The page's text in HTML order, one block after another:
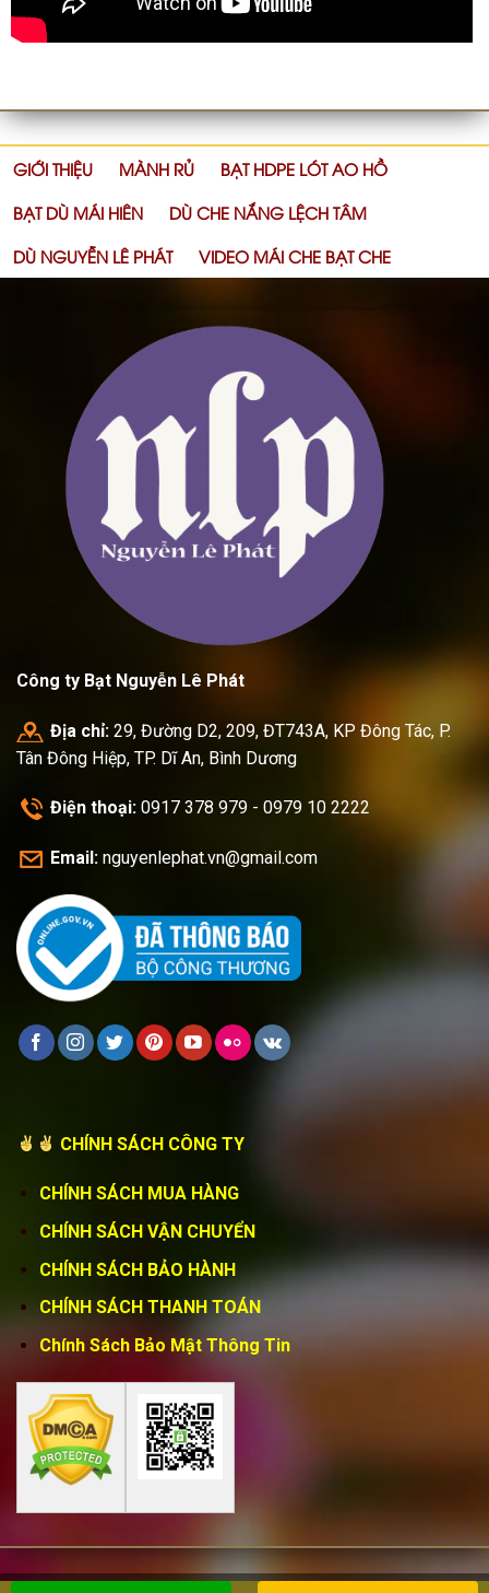
GIỚI THIỆU MÀNH RỦ
BẠT HDPE LÓT AO HỒ
BẠT DÙ MÁI HIÊN
DÙ CHE NẮNG LỆCH TÂM
DÙ NGUYỄN LÊ PHÁT
VIDEO MÁI CHE BẠT CHE
Công ty Bạt Nguyễn Lê Phát
Địa chỉ: 29, Đường D2, 209, ĐT743A, KP Đông Tác, P.
Tân Đông Hiệp, TP. Dĩ An, Bình Dương
Điện thoại: 0917 378 979 - 0979 10 2222
Email: nguyenlephat.vn@gmail.com
CHÍNH SÁCH CÔNG TY
CHÍNH SÁCH MUA HÀNG
CHÍNH SÁCH VẬN CHUYỂN
CHÍNH SÁCH BẢO HÀNH
CHÍNH SÁCH THANH TOÁN
Chính Sách Bảo Mật Thông Tin